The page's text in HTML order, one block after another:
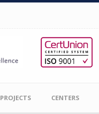
PROJECTS CENTERS